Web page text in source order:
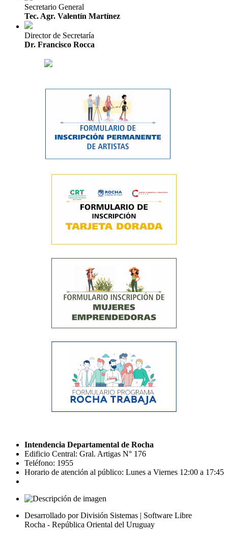
Secretario General
Tec. Agr. Valentín Martínez
Director de Secretaría
Dr. Francisco Rocca
Intendencia Departamental de Rocha
Edificio Central: Gral. Artigas N° 176
Teléfono: 1955
Horario de atención al público: Lunes a Viernes 12:00 a 17:45
Desarrollado por División Sistemas | Software Libre
Rocha - República Oriental del Uruguay